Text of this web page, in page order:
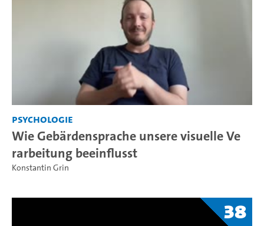
Psychologie
Wie Gebärdensprache unsere visuelle Ve
rarbeitung beeinflusst
Konstantin Grin
38